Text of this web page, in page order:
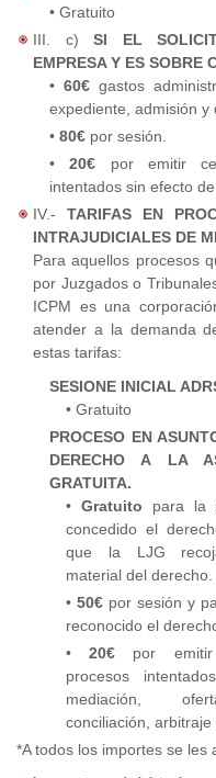
• Gratuito
III. c)SI EL
EMPRESA Y ES SOBRE
• 60€gastos
expediente, admisión y
• 80€ por sesión.
•20€ por emitir
intentados sin efecto
IV.- TARIFAS EN
INTRAJUDICIALES DE
Para aquellos procesos
por Juzgados o
ICPM es una
atender a la demanda
estas tarifas:
SESIONE INICIAL
• Gratuito
PROCESO EN
DERECHO A LA
GRATUITA.
• Gratuito para la
concedido el
que la LJG
material del derecho.
• 50€ por sesión y
reconocido el
•20€ por emitir
procesos
mediación,
conciliación,
*A todos los importes se les